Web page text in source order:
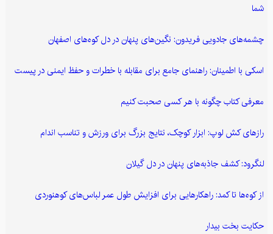
شما
چشمه‌های جادویی فریدون: نگین‌های پنهان در دل کوه‌های اصفهان
اسکی با اطمینان: راهنمای جامع برای مقابله با خطرات و حفظ ایمنی در پیست
معرفی کتاب چگونه با هر کسی صحبت کنیم
رازهای کش لوپ: ابزار کوچک، نتایج بزرگ برای ورزش و تناسب اندام
لنگرود: کشف جاذبه‌های پنهان در دل گیلان
از کوه‌ها تا کمد: راهکارهایی برای افزایش طول عمر لباس‌های کوهنوردی
حکایت بخت بیدار